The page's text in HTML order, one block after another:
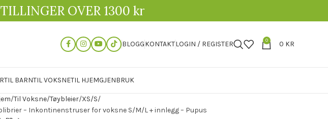
OVER 1300 kr
BLOGGKONTAKTLOGIN / REGISTER 0 0 KR
TIL BARNTIL VOKSNETIL HJEMGJENBRUK
Til Voksne Tøybleier XS/S
– Inkontinenstruser for voksne S/M/L + innlegg – Pupus